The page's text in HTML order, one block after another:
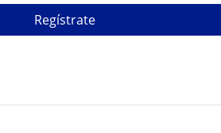
Regístrate